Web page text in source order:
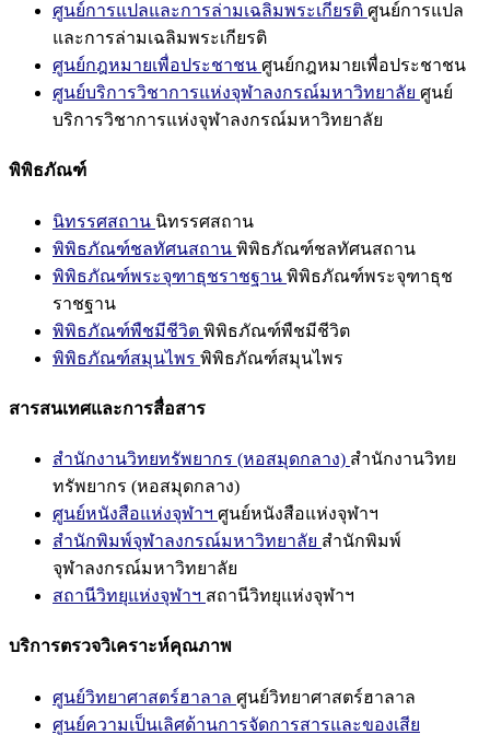
ศูนย์การแปลและการล่ามเฉลิมพระเกียรติ ศูนย์การแปล
และการล่ามเฉลิมพระเกียรติ
ศูนย์กฎหมายเพื่อประชาชน ศูนย์กฎหมายเพื่อประชาชน
ศูนย์บริการวิชาการแห่งจุฬาลงกรณ์มหาวิทยาลัย ศูนย์
บริการวิชาการแห่งจุฬาลงกรณ์มหาวิทยาลัย
พิพิธภัณฑ์
นิทรรศสถาน นิทรรศสถาน
พิพิธภัณฑ์ชลทัศนสถาน พิพิธภัณฑ์ชลทัศนสถาน
พิพิธภัณฑ์พระจุฑาธุชราชฐาน พิพิธภัณฑ์พระจุฑาธุช
ราชฐาน
พิพิธภัณฑ์พืชมีชีวิต พิพิธภัณฑ์พืชมีชีวิต
พิพิธภัณฑ์สมุนไพร พิพิธภัณฑ์สมุนไพร
สารสนเทศและการสื่อสาร
สำนักงานวิทยทรัพยากร (หอสมุดกลาง) สำนักงานวิทย
ทรัพยากร (หอสมุดกลาง)
ศูนย์หนังสือแห่งจุฬาฯ ศูนย์หนังสือแห่งจุฬาฯ
สำนักพิมพ์จุฬาลงกรณ์มหาวิทยาลัย สำนักพิมพ์
จุฬาลงกรณ์มหาวิทยาลัย
สถานีวิทยุแห่งจุฬาฯ สถานีวิทยุแห่งจุฬาฯ
บริการตรวจวิเคราะห์คุณภาพ
ศูนย์วิทยาศาสตร์ฮาลาล ศูนย์วิทยาศาสตร์ฮาลาล
ศูนย์ความเป็นเลิศด้านการจัดการสารและของเสีย